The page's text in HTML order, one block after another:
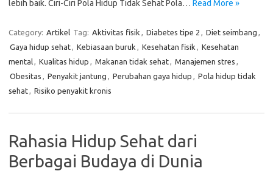
lebih baik. Ciri-Ciri Pola Hidup Tidak Sehat Pola… Read More »
Category: Artikel Tag: Aktivitas fisik , Diabetes tipe 2 , Diet seimbang ,
Gaya hidup sehat, Kebiasaan buruk , Kesehatan fisik , Kesehatan
mental, Kualitas hidup , Makanan tidak sehat, Manajemen stres ,
Obesitas , Penyakit jantung , Perubahan gaya hidup , Pola hidup tidak
sehat, Risiko penyakit kronis
Rahasia Hidup Sehat dari
Berbagai Budaya di Dunia